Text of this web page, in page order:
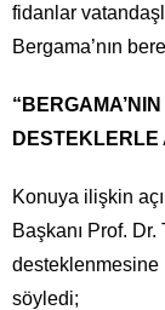
fidanlar
Bergama’nın
DESTEKLERLE
Konuya ilişkin
Başkanı Prof.
desteklenmesine
söyledi;